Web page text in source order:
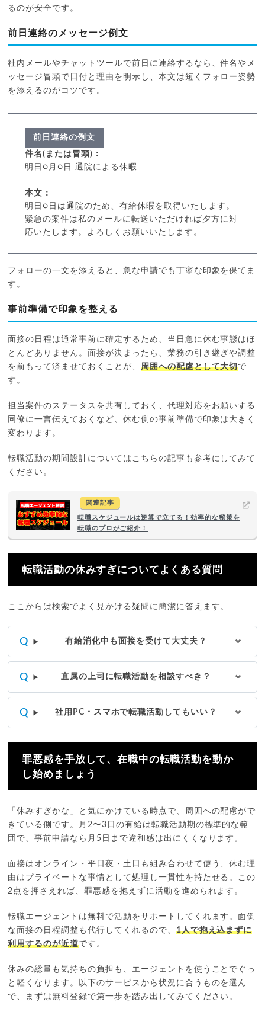
るのが安全です。
前日連絡のメッセージ例文
社内メールやチャットツールで前日に連絡するなら、件名やメ
ッセージ冒頭で日付と理由を明示し、本文は短くフォロー姿勢
を添えるのがコツです。
前日連絡の例文
件名(または冒頭)：
明日○月○日 通院による休暇
本文：
明日○日は通院のため、有給休暇を取得いたします。
緊急の案件は私のメールに転送いただければ夕方に対
応いたします。よろしくお願いいたします。
フォローの一文を添えると、急な申請でも丁寧な印象を保てま
す。
事前準備で印象を整える
面接の日程は通常事前に確定するため、当日急に休む事態はほ
とんどありません。面接が決まったら、業務の引き継ぎや調整
を前もって済ませておくことが、 周囲への配慮として大切で
す。
担当案件のステータスを共有しておく、代理対応をお願いする
同僚に一言伝えておくなど、休む側の事前準備で印象は大きく
変わります。
転職活動の期間設計についてはこちらの記事も参考にしてみて
ください。
関連記事
転職スケジュールは逆算で立てる！効率的な秘策を
転職のプロがご紹介！
転職活動の休みすぎについてよくある質問
ここからは検索でよく見かける疑問に簡潔に答えます。
有給消化中も面接を受けて大丈夫？
直属の上司に転職活動を相談すべき？
社用PC・スマホで転職活動してもいい？
罪悪感を手放して、在職中の転職活動を動か
し始めましょう
「休みすぎかな」と気にかけている時点で、周囲への配慮がで
きている側です。月2〜3日の有給は転職活動期の標準的な範
囲で、事前申請なら月5日まで違和感は出にくくなります。
面接はオンライン・平日夜・土日も組み合わせて使う、休む理
由はプライベートな事情として処理し一貫性を持たせる。この
2点を押さえれば、罪悪感を抱えずに活動を進められます。
転職エージェントは無料で活動をサポートしてくれます。面倒
な面接の日程調整も代行してくれるので、 1人で抱え込まずに
利用するのが近道です。
休みの総量も気持ちの負担も、エージェントを使うことでぐっ
と軽くなります。以下のサービスから状況に合うものを選ん
で、まずは無料登録で第一歩を踏み出してみてください。